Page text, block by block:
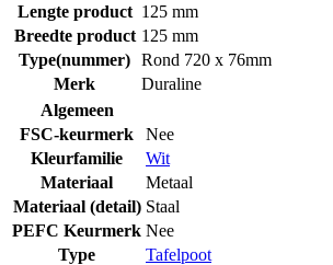
Lengte product 125 mm
Breedte product 125 mm
Type(nummer) Rond 720 x 76mm
Merk
Duraline
Algemeen
FSC-keurmerk
Nee
Kleurfamilie
Wit
Materiaal
Metaal
Materiaal (detail) Staal
PEFC Keurmerk Nee
Type
Tafelpoot